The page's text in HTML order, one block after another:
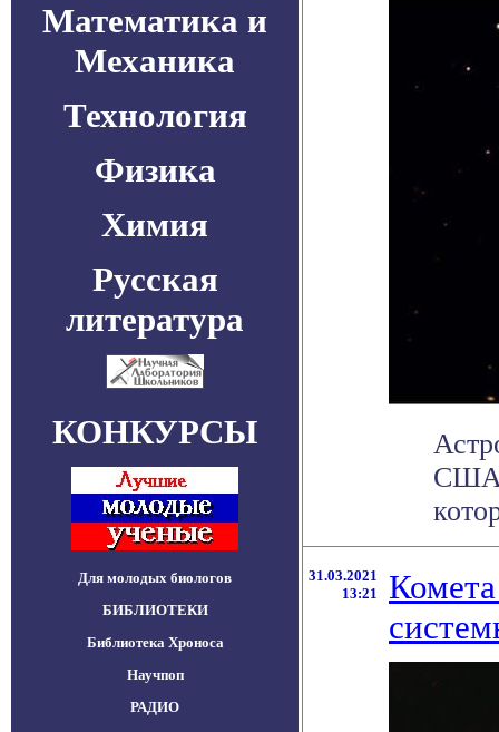
Математика и
Механика
Технология
Физика
Химия
Русская
литература
КОНКУРСЫ
Для молодых биологов
БИБЛИОТЕКИ
Библиотека Хроноса
Научпоп
РАДИО
США,
31.03.2021
13:21